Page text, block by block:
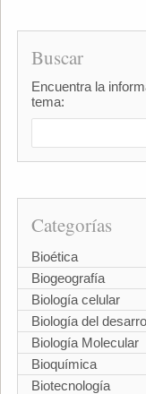
Buscar
Encuentra la
tema:
Categorías
Bioética
Biogeografía
Biología celular
Biología del
Biología Molecular
Bioquímica
Biotecnología